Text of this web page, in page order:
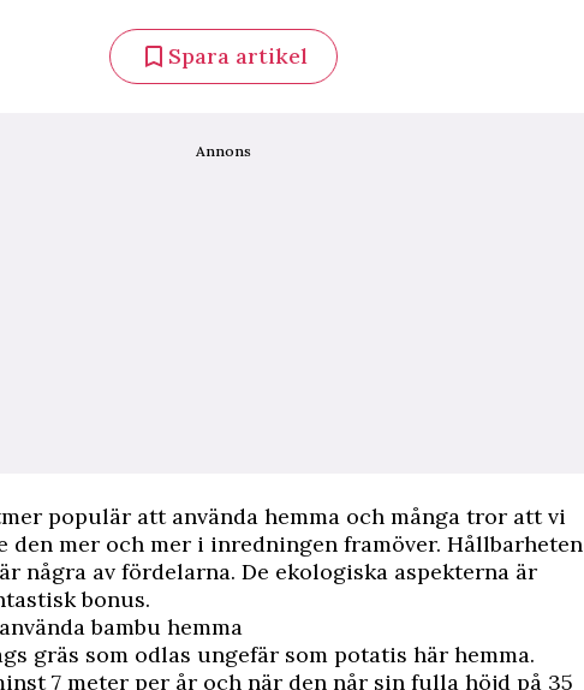
Spara artikel
Annons
populär att använda hemma och många tror att vi
den mer och mer i inredningen framöver. Hållbarheten
några av fördelarna. De ekologiska aspekterna är
bonus.
bambu hemma
gräs som odlas ungefär som potatis här hemma.
7 meter per år och när den når sin fulla höjd på 35